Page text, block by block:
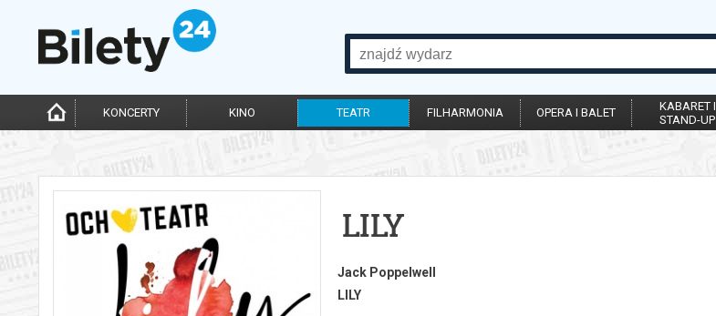
KONCERTY KINO TEATR FILHARMONIA OPERA I BALET
KABARET I
STAND-UP
LILY
Jack Poppelwell
LILY